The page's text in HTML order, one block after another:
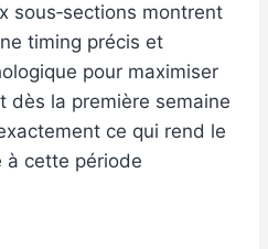
sous‑sections montrent
timing précis et
pour maximiser
dès la première semaine
ce qui rend le
à cette période